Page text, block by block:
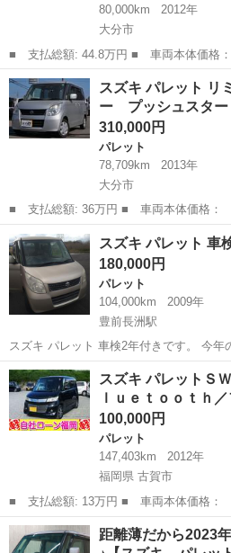
80,000km
2012年
大分市
■ 支払総額: 44.8万円 ■ 車両本体価格： 398,000 円 ■ メーカー
名： スズキ ■ 車種名： パレット ■
ＩＩ 助手席エアバッグ エアバック
全ボディ Ａ...
大分 大分市 パレット
スズキ パレット
ー プッシュスタ
310,000円
パレット
78,709km
2013年
大分市
■ 支払総額: 36万円 ■ 車両本体価格： 310,000 円 ■ メーカー
名： スズキ ■ 車種名： パレット ■
ＩＩ スマートキー プッシュスタート
ＴＣ ＣＤ 記録...
大分 大分市 パレット
スズキ パレット 車
180,000円
パレット
104,000km
2009年
豊前長洲駅
スズキ パレット 車検2年付きです。 今年
やちょっとした移動にいかがでしょうか？
大分 宇佐市 豊前長洲駅
スズキ パレットＳ
ｌｕｅｔｏｏｔｈ
100,000円
パレット
147,403km
2012年
福岡県 古賀市
■ 支払総額: 13万円 ■ 車両本体価格： 100,000 円 ■ メーカー
名： スズキ ■ 車種名： パレットＳ
／ＨＤＤナビ／Ｂｌｕｅｔｏｏｔｈ／フ
福岡 古賀市 パレット
距離薄だから2023